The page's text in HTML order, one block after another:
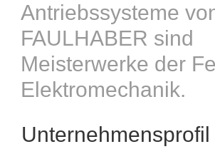
Antriebssysteme
FAULHABER sind
Meisterwerke der
Elektromechanik.
Unternehmensprofil